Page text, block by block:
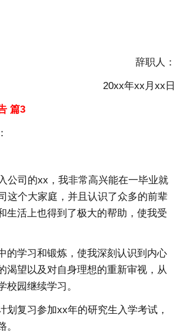
辞职人：
20xx年xx月xx日
篇3
公司的xx，我非常高兴能在一毕业就
这个大家庭，并且认识了众多的前辈
生活上也得到了极大的帮助，使我受
的学习和锻炼，使我深刻认识到内心
渴望以及对自身理想的重新审视，从
校园继续学习。
划复习参加xx年的研究生入学考试，
。